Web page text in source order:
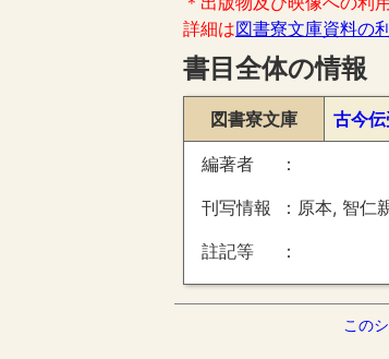
詳細は図書寮文庫資料の
書目全体の情報
図書寮文庫 古今
編著者
刊写情報
原本, 智仁
註記等
この